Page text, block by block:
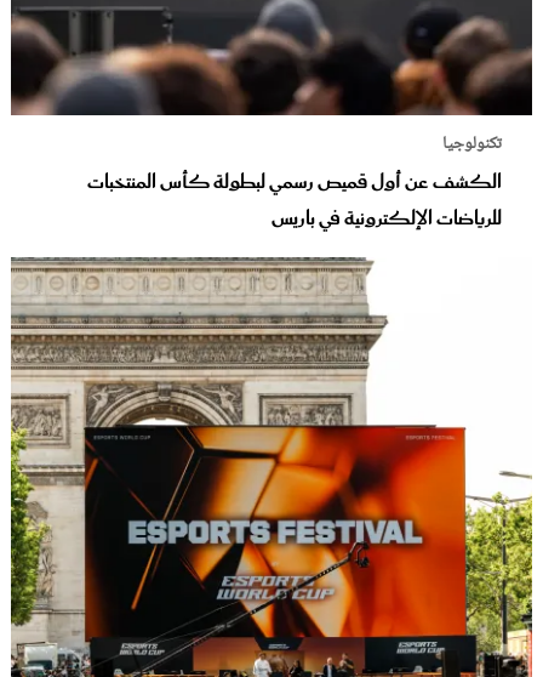
تكنولوجيا
الكشف عن أول قميص رسمي لبطولة كأس المنتخبات
للرياضات الإلكترونية في باريس